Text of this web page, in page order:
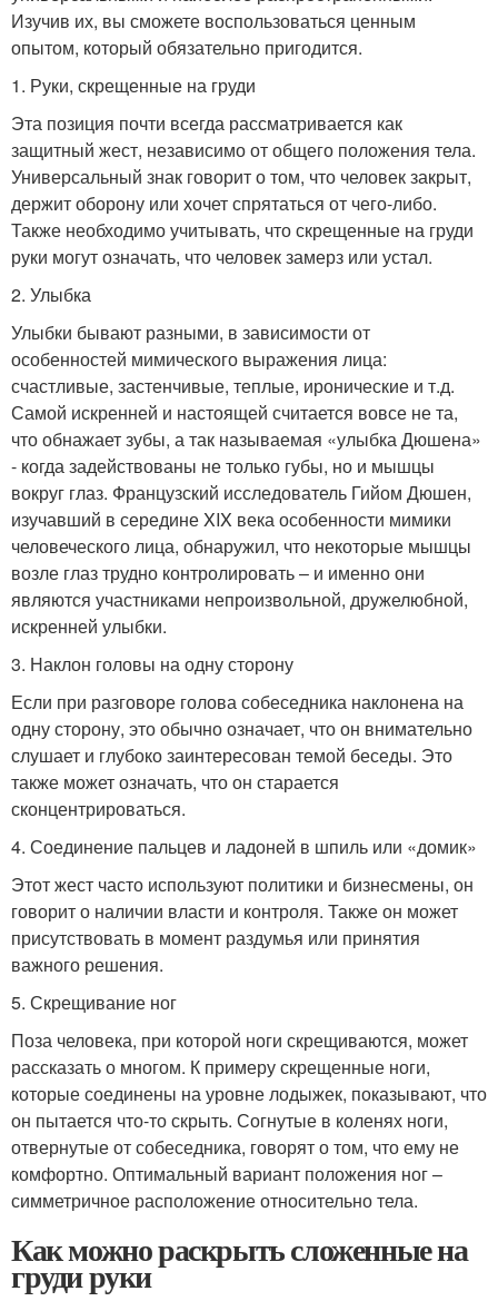
Изучив их, вы сможете воспользоваться ценным
опытом, который обязательно пригодится.
1. Руки, скрещенные на груди
Эта позиция почти всегда рассматривается как
защитный жест, независимо от общего положения тела.
Универсальный знак говорит о том, что человек закрыт,
держит оборону или хочет спрятаться от чего-либо.
Также необходимо учитывать, что скрещенные на груди
руки могут означать, что человек замерз или устал.
2. Улыбка
Улыбки бывают разными, в зависимости от
особенностей мимического выражения лица:
счастливые, застенчивые, теплые, иронические и т.д.
Самой искренней и настоящей считается вовсе не та,
что обнажает зубы, а так называемая «улыбка Дюшена»
- когда задействованы не только губы, но и мышцы
вокруг глаз. Французский исследователь Гийом Дюшен,
изучавший в середине XIX века особенности мимики
человеческого лица, обнаружил, что некоторые мышцы
возле глаз трудно контролировать – и именно они
являются участниками непроизвольной, дружелюбной,
искренней улыбки.
3. Наклон головы на одну сторону
Если при разговоре голова собеседника наклонена на
одну сторону, это обычно означает, что он внимательно
слушает и глубоко заинтересован темой беседы. Это
также может означать, что он старается
сконцентрироваться.
4. Соединение пальцев и ладоней в шпиль или «домик»
Этот жест часто используют политики и бизнесмены, он
говорит о наличии власти и контроля. Также он может
присутствовать в момент раздумья или принятия
важного решения.
5. Скрещивание ног
Поза человека, при которой ноги скрещиваются, может
рассказать о многом. К примеру скрещенные ноги,
которые соединены на уровне лодыжек, показывают, что
он пытается что-то скрыть. Согнутые в коленях ноги,
отвернутые от собеседника, говорят о том, что ему не
комфортно. Оптимальный вариант положения ног –
симметричное расположение относительно тела.
Как можно раскрыть сложенные на
груди руки